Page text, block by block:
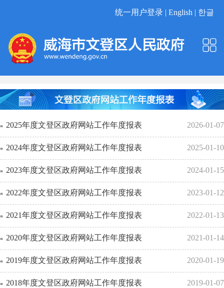
统一用户登录 | English | 한글
2026-01-07
2025年度文登区政府网站工作年度报表
2025-01-10
2024年度文登区政府网站工作年度报表
2024-01-15
2023年度文登区政府网站工作年度报表
2023-01-12
2022年度文登区政府网站工作年度报表
2022-01-13
2021年度文登区政府网站工作年度报表
2021-01-14
2020年度文登区政府网站工作年度报表
2020-01-19
2019年度文登区政府网站工作年度报表
2019-01-07
2018年度文登区政府网站工作年度报表